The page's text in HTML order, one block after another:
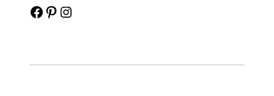
Facebook Pinterest Instagram